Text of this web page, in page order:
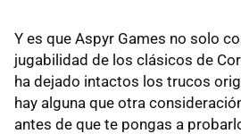
Y es que Aspyr Games no solo
jugabilidad de los clásicos de
ha dejado intactos los trucos
hay alguna que otra
antes de que te pongas a